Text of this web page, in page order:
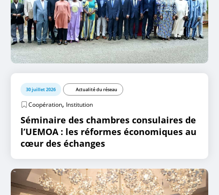
30 juillet 2026 Actualité du réseau
Coopération, Institution
Séminaire des chambres consulaires de
l’UEMOA : les réformes économiques au
cœur des échanges